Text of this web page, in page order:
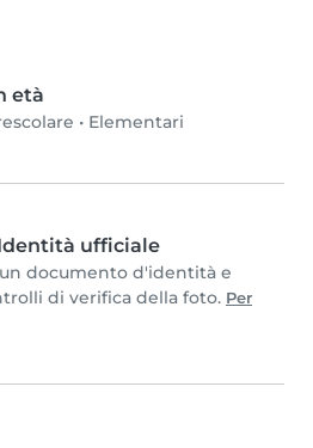
età
• Elementari
ufficiale
documento d'identità e
di verifica della foto. Per